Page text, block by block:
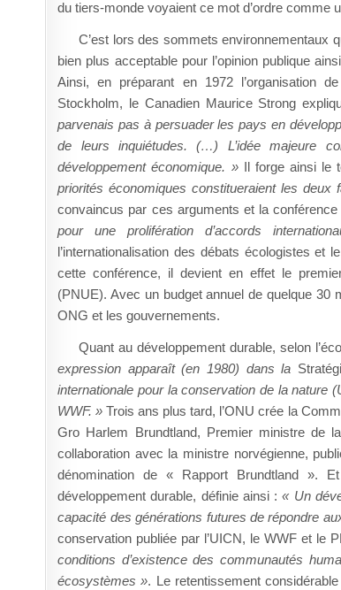
du tiers-monde voyaient ce mot d’ordre comme
C’est lors des sommets environnementaux
bien plus acceptable pour l’opinion publique
Ainsi, en préparant en 1972 l’organisation
Stockholm, le Canadien Maurice Strong
parvenais pas à persuader les pays en
de leurs inquiétudes. (…) L’idée majeure
développement économique. »Il forge ainsi le
priorités économiques constitueraient les deux
convaincus par ces arguments et la
pour une prolifération d’accords
l’internationalisation des débats écologistes
cette conférence, il devient en effet le
(PNUE). Avec un budget annuel de quelque 30
ONG et les gouvernements.
Quant au développement durable, selon
expression apparaît (en 1980) dans la
internationale pour la conservation de la nature
WWF. » Trois ans plus tard, l’ONU crée la
Gro Harlem Brundtland, Premier ministre de
collaboration avec la ministre norvégienne,
dénomination de « Rapport Brundtland ».
développement durable, définie ainsi :« Un
capacité des générations futures de répondre
conservation publiée par l’UICN, le WWF et le
conditions d’existence des communautés
écosystèmes ». Le retentissement